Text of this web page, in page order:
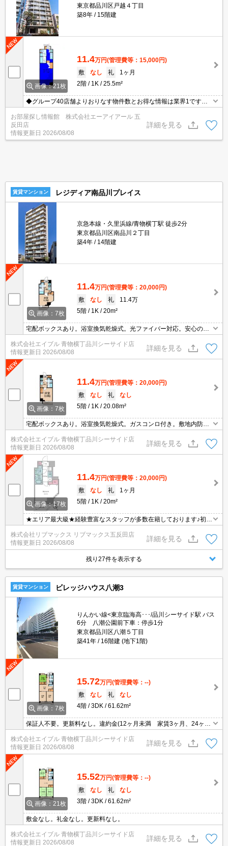
東京都品川区戸越４丁目
築8年
15階建
画像：21枚
11.4万円(管理費等：15,000円)
敷
なし 礼
1ヶ月
2階
1K 25.5m²
◆グループ40店舗よりおりなす物件数とお得な情報は業界1です◆
仲介手数料無料物件有◆保証人様不要◆礼金敷金0物件多数有◆お
電話ご連絡即ご対応致します◆【0120-772-074】迄！
お部屋探し情報館 株式会社エーアイアール 五
反田店
情報更新日 2026/08/08
詳細を見る
賃貸マンション レジディア南品川プレイス
京急本線・久里浜線/青物横丁駅 徒歩2分
東京都品川区南品川２丁目
築4年
14階建
画像：7枚
11.4万円(管理費等：20,000円)
敷
なし 礼
11.4万
5階
1K 20m²
宅配ボックスあり。浴室換気乾燥式。光ファイバー対応。安心のオ
ートロック。24時間ゴミ出し可。システムキッチン。バイク置き場
あり。駐輪場有。あなたの新生活応援します！。敷金なし。見逃せ
ませんね！。
株式会社エイブル 青物横丁品川シーサイド店
情報更新日 2026/08/08
詳細を見る
画像：7枚
11.4万円(管理費等：20,000円)
敷
なし 礼
なし
5階
1K 20.08m²
宅配ボックスあり。浴室換気乾燥式。ガスコンロ付き。敷地内防犯
カメラ設置。エレベーターあり。独立洗面台。クローゼット付。南
向き。賃貸保証加入要。(月1,000円)。
株式会社エイブル 青物横丁品川シーサイド店
情報更新日 2026/08/08
詳細を見る
画像：17枚
11.4万円(管理費等：20,000円)
敷
なし 礼
1ヶ月
5階
1K 20m²
★エリア最大級★経験豊富なスタッフが多数在籍しております♪初期
費用クレジット支払可能！オンライン内覧・オンライン契約等弊社
に一度も来店せずとも問題ありません♪弊社ではネットに掲載されて
いる物件は全てご紹介可能になりますので気になる物件は全て申し
付けください★
株式会社リブマックス リブマックス五反田店
情報更新日 2026/08/08
詳細を見る
残り27件を表示する
賃貸マンション ビレッジハウス八潮3
りんかい線<東京臨海高･･･/品川シーサイド駅 バス
6分 八潮公園前下車：停歩1分
東京都品川区八潮５丁目
築41年
16階建 (地下1階)
画像：7枚
15.72万円(管理費等：--)
敷
なし 礼
なし
4階
3DK 61.62m²
保証人不要。更新料なし。違約金(12ヶ月未満 家賃3ヶ月、24ヶ月
未満 家賃2ヶ月)。
株式会社エイブル 青物横丁品川シーサイド店
情報更新日 2026/08/08
詳細を見る
画像：21枚
15.52万円(管理費等：--)
敷
なし 礼
なし
3階
3DK 61.62m²
敷金なし。礼金なし。更新料なし。
株式会社エイブル 青物横丁品川シーサイド店
情報更新日 2026/08/08
詳細を見る